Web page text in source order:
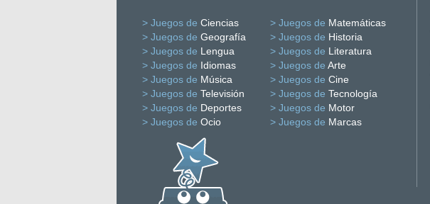
> Juegos de Ciencias > Juegos de Matemáticas
> Juegos de Geografía > Juegos de Historia
> Juegos de Lengua > Juegos de Literatura
> Juegos de Idiomas > Juegos de Arte
> Juegos de Música > Juegos de Cine
> Juegos de Televisión > Juegos de Tecnología
> Juegos de Deportes > Juegos de Motor
> Juegos de Ocio > Juegos de Marcas